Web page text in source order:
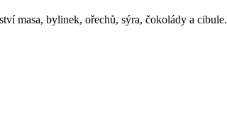
masa, bylinek, ořechů, sýra, čokolády a cibule.